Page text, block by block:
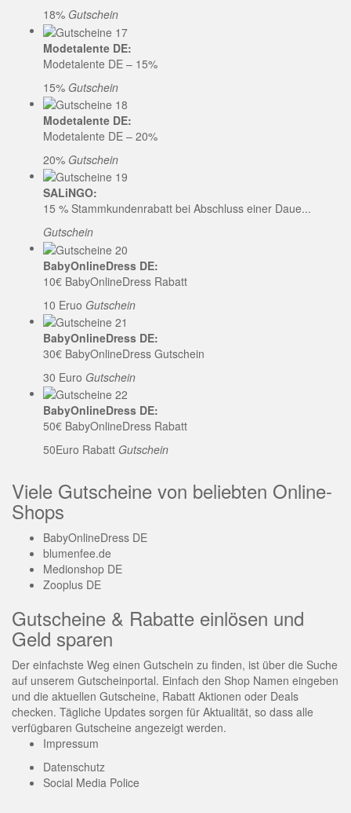
18% Gutschein
Modetalente DE:
Modetalente DE – 15%
15% Gutschein
Modetalente DE:
Modetalente DE – 20%
20% Gutschein
SALiNGO:
15 % Stammkundenrabatt bei Abschluss einer Daue...
Gutschein
BabyOnlineDress DE:
10€ BabyOnlineDress Rabatt
10 Eruo Gutschein
BabyOnlineDress DE:
30€ BabyOnlineDress Gutschein
30 Euro Gutschein
BabyOnlineDress DE:
50€ BabyOnlineDress Rabatt
50Euro Rabatt Gutschein
Viele Gutscheine von beliebten Online-
Shops
BabyOnlineDress DE
blumenfee.de
Medionshop DE
Zooplus DE
Gutscheine & Rabatte einlösen und
Geld sparen
Der einfachste Weg einen Gutschein zu finden, ist über die Suche
auf unserem Gutscheinportal. Einfach den Shop Namen eingeben
und die aktuellen Gutscheine, Rabatt Aktionen oder Deals
checken. Tägliche Updates sorgen für Aktualität, so dass alle
verfügbaren Gutscheine angezeigt werden.
Impressum
Datenschutz
Social Media Police